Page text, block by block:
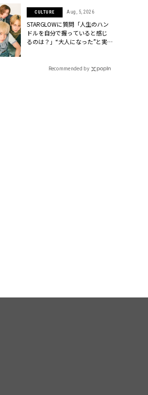
CULTURE Aug, 5, 2026
STARGLOWに質問「人生のハン
ドルを自分で握っていると感じ
るのは？」“大️人になった”と実
CLASSY.[クラッシィ]
Recommended by